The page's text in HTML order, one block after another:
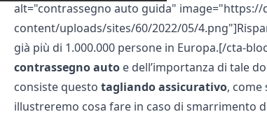
alt="contrassegno auto guida"
content/uploads/sites/60/2022/05/
già più di 1.000.000 persone in Europa.[/cta-
contrassegnoautoe dell’importanza di tale
consiste questo tagliandoassicurativo, come
illustreremo cosa fare in caso di smarrimento